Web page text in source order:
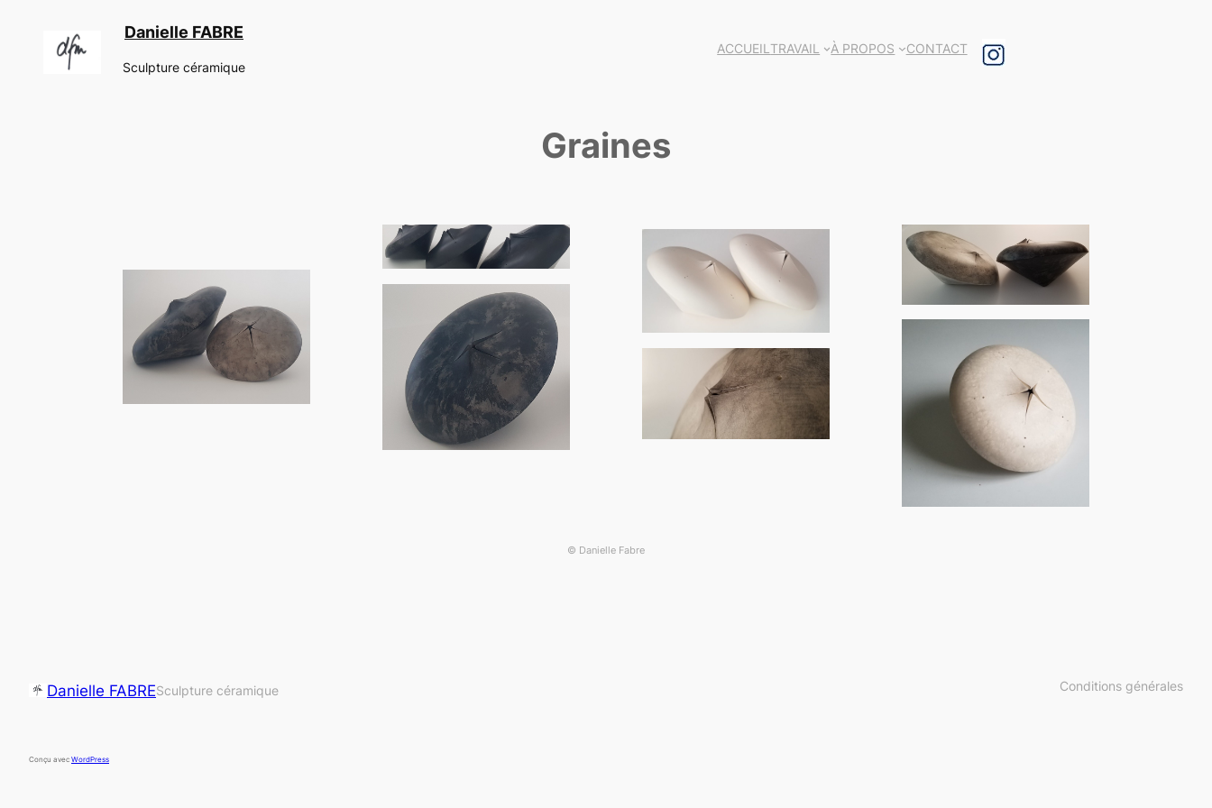
Danielle FABRE
Sculpture céramique
ACCUEILTRAVAIL À PROPOS CONTACT
Graines
© Danielle Fabre
Danielle FABRESculpture céramique Conditions générales
Conçu avec WordPress